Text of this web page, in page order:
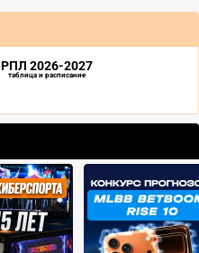
РПЛ 2026-2027
таблица и расписание